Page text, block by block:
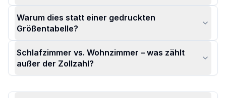
Warum dies statt einer gedruckten
Größentabelle?
Schlafzimmer vs. Wohnzimmer – was zählt
außer der Zollzahl?